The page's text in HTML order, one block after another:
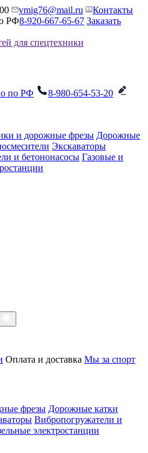
vmig76@mail.ru
Контакты
РФ8-920-667-65-67 Заказать
по РФ
8-980-654-53-20
и дорожные фрезы Дорожные
Экскаваторы
и бетононасосы Газовые и
Оплата и доставка Мы за спорт
фрезы Дорожные катки
Вибропогружатели и
электростанции